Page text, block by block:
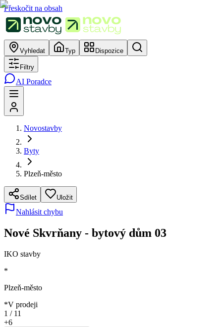
Přeskočit na obsah
Vyhledat Typ Dispozice
Filtry
AI Poradce
Novostavby
Byty
Plzeň-město
Sdílet Uložit
Nahlásit chybu
Nové Skvrňany - bytový dům 03
IKO stavby
*
Plzeň-město
*V prodeji
1 / 11
+6